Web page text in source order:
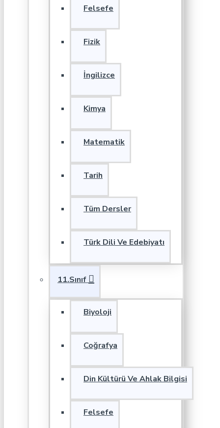
Felsefe
Fizik
İngilizce
Kimya
Matematik
Tarih
Tüm Dersler
Türk Dili Ve Edebiyatı
11.Sınıf
Biyoloji
Coğrafya
Din Kültürü Ve Ahlak Bilgisi
Felsefe